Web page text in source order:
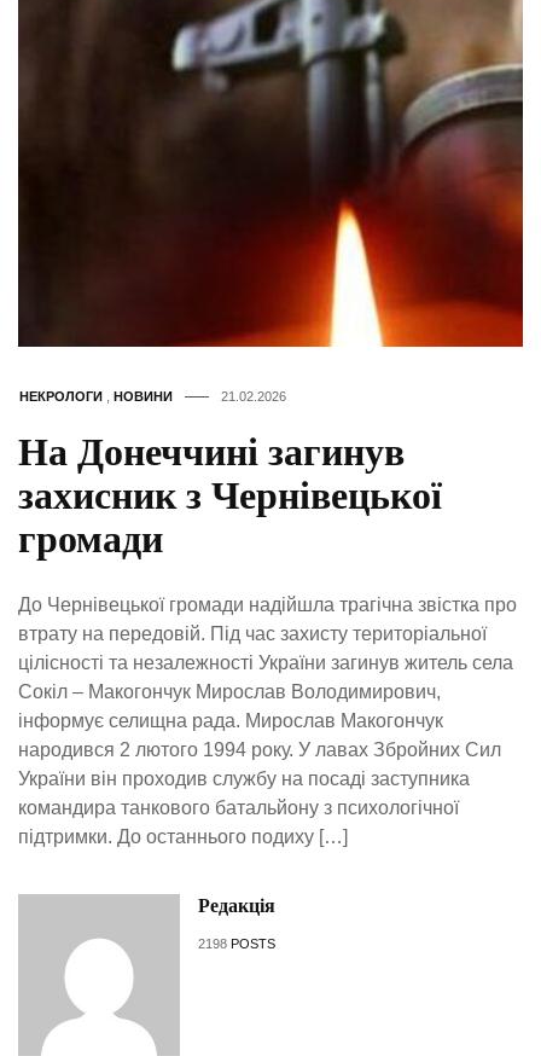
НЕКРОЛОГИ НОВИНИ 21.02.2026
На Донеччині загинув
захисник з Чернівецької
громади
До Чернівецької громади надійшла трагічна звістка про
втрату на передовій. Під час захисту територіальної
цілісності та незалежності України загинув житель села
Сокіл – Макогончук Мирослав Володимирович,
інформує селищна рада. Мирослав Макогончук
народився 2 лютого 1994 року. У лавах Збройних Сил
України він проходив службу на посаді заступника
командира танкового батальйону з психологічної
підтримки. До останнього подиху […]
Редакція
2198 POSTS